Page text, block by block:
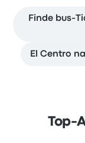
Finde bus-
El Centro
Top-